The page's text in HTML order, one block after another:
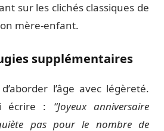
sur les clichés classiques de
mère-enfant.
supplémentaires
l’âge avec légèreté.
écrire : “Joyeux anniversaire
pas pour le nombre de